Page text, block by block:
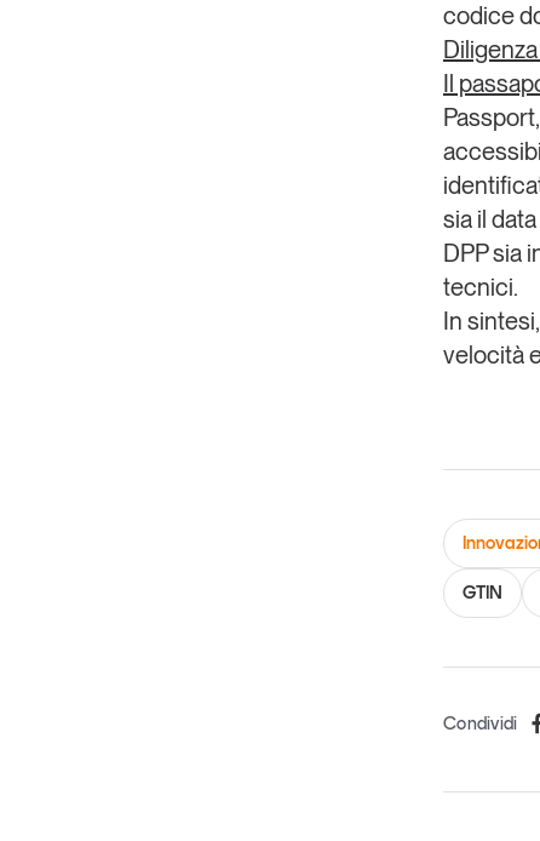
codice
Il
sia il
DPP sia
tecnici.
In
velocità
GTIN
Condividi